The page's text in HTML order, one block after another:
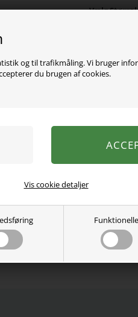
og til trafikmåling. Vi bruger
du brugen af cookies.
Funktionelle
Vis cookie detaljer
Vælg
Super fint
Må kun
Se mere fra